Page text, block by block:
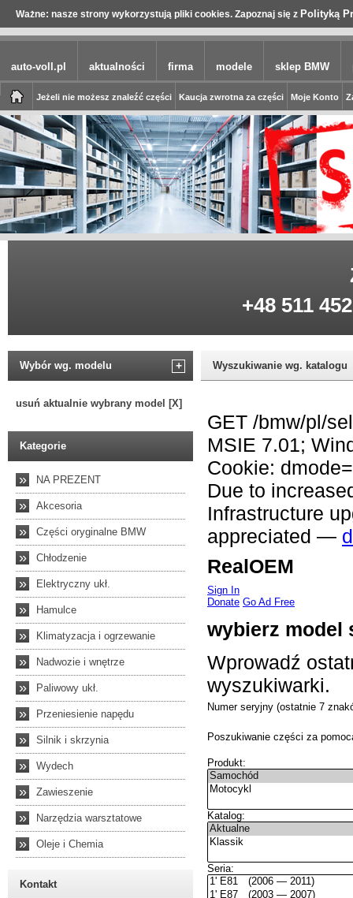
Ważne: nasze strony wykorzystują pliki cookies. Zapoznaj się z Polityką
auto-voll.pl aktualności firma modele sklep BMW
Jeżeli nie możesz znaleźć części Kaucja zwrotna za części Moje Konto
+48 511
Wybór wg. modelu +
usuń aktualnie wybrany model [X]
Kategorie
» NA PREZENT
» Akcesoria
» Części oryginalne BMW
» Chłodzenie
» Elektryczny ukł.
» Hamulce
» Klimatyzacja i ogrzewanie
» Nadwozie i wnętrze
» Paliwowy ukł.
» Przeniesienie napędu
» Silnik i skrzynia
» Wydech
» Zawieszenie
» Narzędzia warsztatowe
» Oleje i Chemia
Kontakt
Wyszukiwanie wg. katalogu